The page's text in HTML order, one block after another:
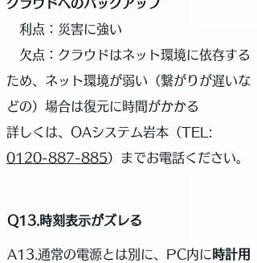
クラウドへのバックアップ
利点：災害に強い
欠点：クラウドはネット環境に依存する
ため、ネット環境が弱い（繋がりが遅いな
どの）場合は復元に時間がかかる
詳しくは、OAシステム岩本（TEL:
0120-887-885）までお電話ください。
Q13.時刻表示がズレる
A13.通常の電源とは別に、PC内に 時計用